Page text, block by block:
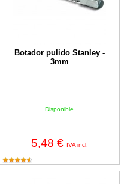
Botador pulido Stanley -
3mm
Disponible
5,48 € IVA incl.